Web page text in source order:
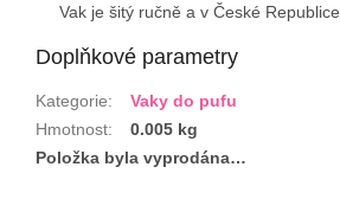
Vak je šitý ručně a v České Republice.
Doplňkové parametry
Kategorie:
Vaky do pufu
Hmotnost:
0.005 kg
Položka byla vyprodána…